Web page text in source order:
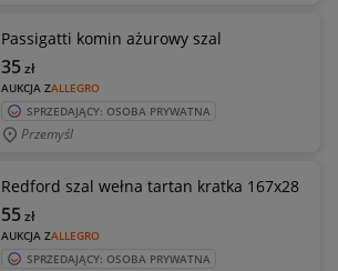
Passigatti komin ażurowy szal
AUKCJA ZALLEGRO
35zł
SPRZEDAJĄCY: OSOBA PRYWATNA
Przemyśl
Redford szal wełna tartan kratka 167x28
AUKCJA ZALLEGRO
55zł
SPRZEDAJĄCY: OSOBA PRYWATNA